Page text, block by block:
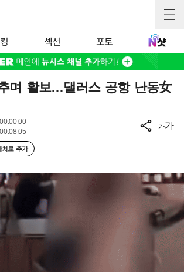
섹션 포토
며 활보…댈러스 공항 난동女
체로 추가
가가